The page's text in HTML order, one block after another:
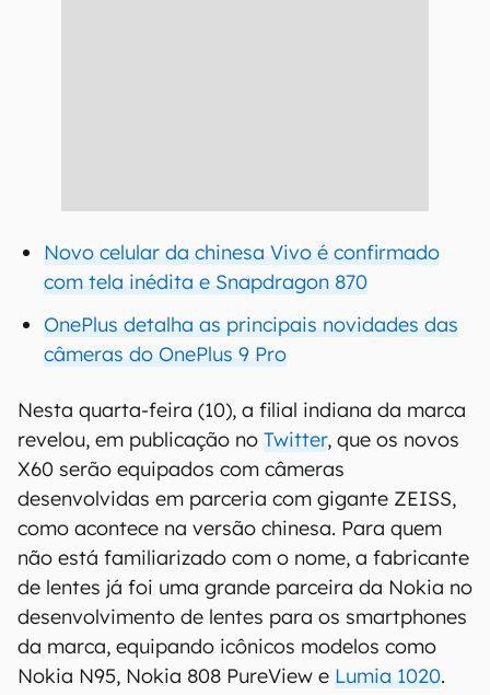
Novo celular da chinesa Vivo é confirmado
com tela inédita e Snapdragon 870
OnePlus detalha as principais novidades das
câmeras do OnePlus 9 Pro
Nesta quarta-feira (10), a filial indiana da marca
revelou, em publicação no Twitter, que os novos
X60 serão equipados com câmeras
desenvolvidas em parceria com gigante ZEISS,
como acontece na versão chinesa. Para quem
não está familiarizado com o nome, a fabricante
de lentes já foi uma grande parceira da Nokia no
desenvolvimento de lentes para os smartphones
da marca, equipando icônicos modelos como
Nokia N95, Nokia 808 PureView e Lumia 1020.